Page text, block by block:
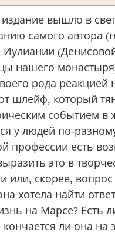
вышло в свет
самого автора
Иулиании
нашего
рода реакцией
шлейф, который
событием в
у людей по-
профессии есть
это в
или, скорее,
хотела найти
на Марсе? Есть
кончается ли она